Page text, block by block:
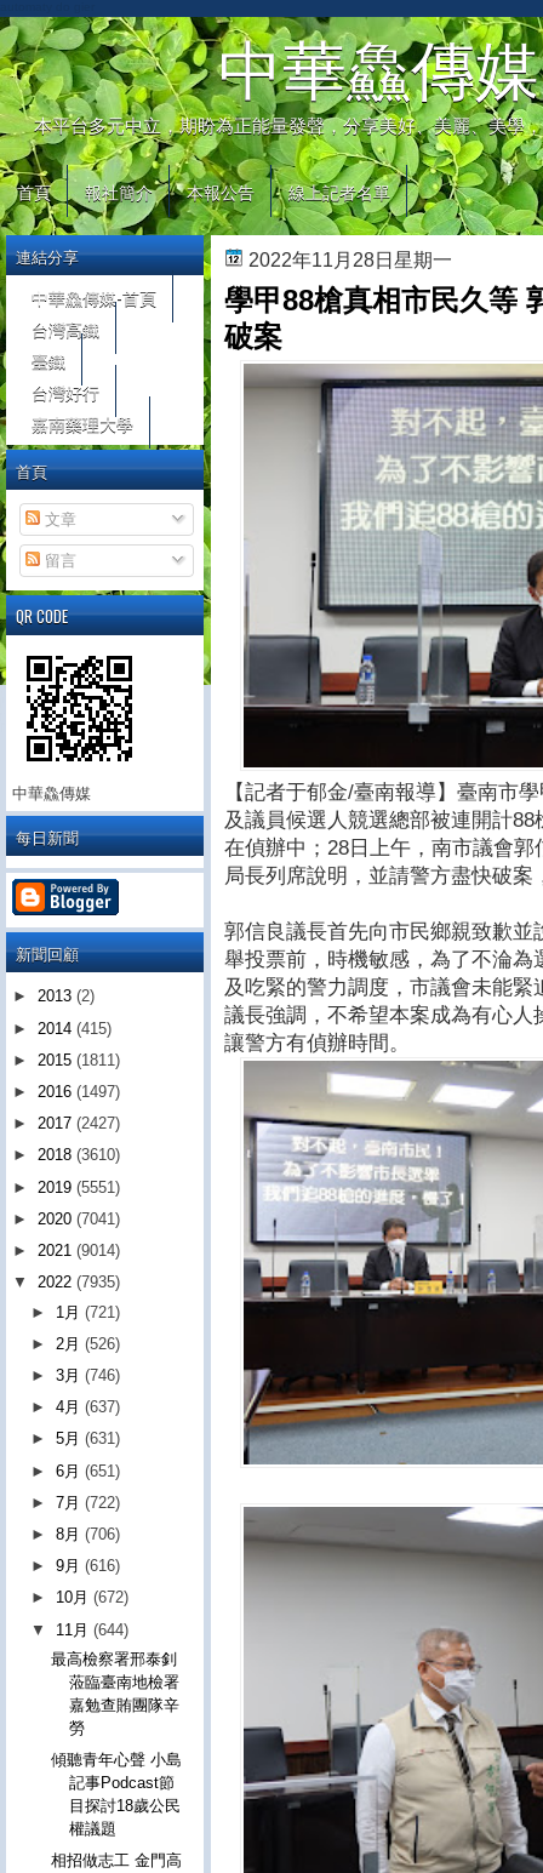
中華鱻傳媒
本平台多元中立，期盼為正能量發聲，分享美好、美麗、美學
首頁 報社簡介 本報公告 線上記者名單
2022年11月28日星期一
學甲88槍真相市民久等
破案
【記者于郁金/臺南報導】臺南市
及議員候選人競選總部被連開計
在偵辦中；28日上午，南市議會
局長列席說明，並請警方盡快破案
郭信良議長首先向市民鄉親致歉
舉投票前，時機敏感，為了不淪
及吃緊的警力調度，市議會未能
議長強調，不希望本案成為有心
讓警方有偵辦時間。
連結分享
中華鱻傳媒-首頁
台灣高鐵
臺鐵
台灣好行
嘉南藥理大學
首頁
文章
留言
QR CODE
中華鱻傳媒
每日新聞
新聞回顧
► 2013 (2)
► 2014 (415)
► 2015 (1811)
► 2016 (1497)
► 2017 (2427)
► 2018 (3610)
► 2019 (5551)
► 2020 (7041)
► 2021 (9014)
▼ 2022 (7935)
► 1月(721)
► 2月(526)
►3月(746)
►4月(637)
►5月(631)
►6月(651)
►7月(722)
►8月(706)
►9月(616)
► 10月(672)
▼ 11月(644)
最高檢察署邢泰釗
蒞臨臺南地檢署
嘉勉查賄團隊辛
勞
傾聽青年心聲 小島
記事Podcast節
目探討18歲公民
權議題
相招做志工 金門高